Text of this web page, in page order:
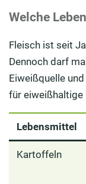
Welche
Fleisch ist seit
Dennoch darf
Eiweißquelle
für eiweißhaltige
Lebensmittel
Kartoffeln